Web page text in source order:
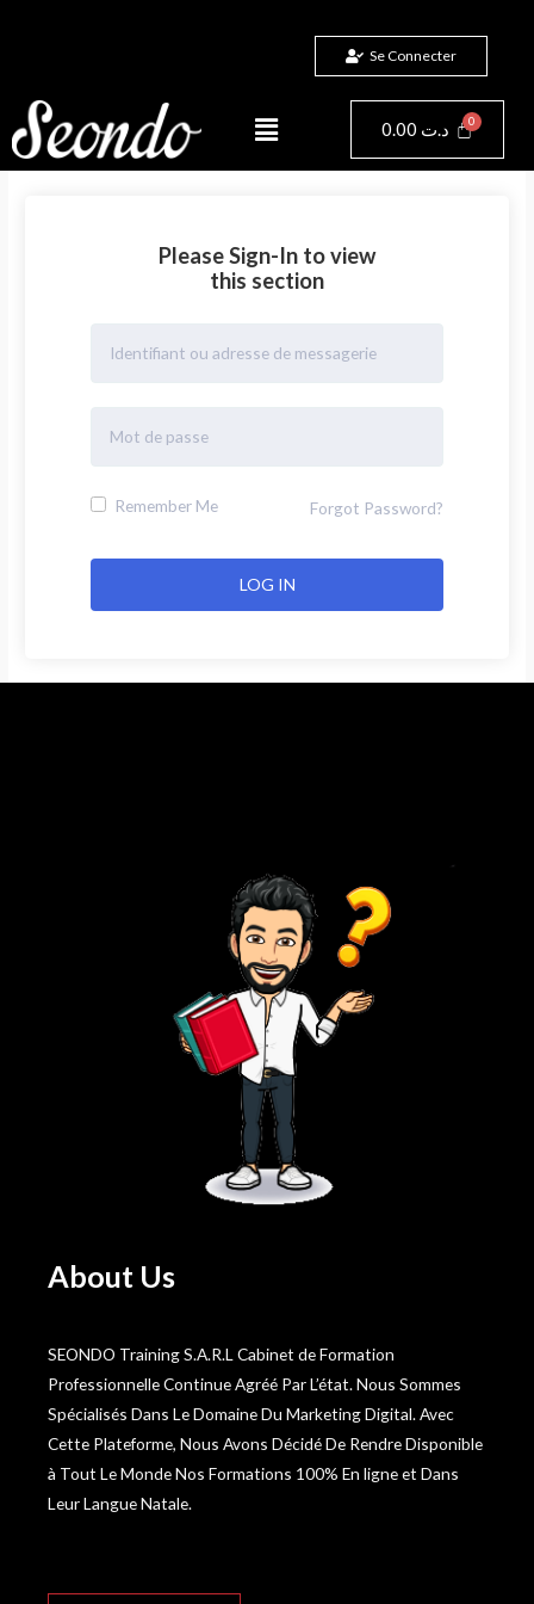
Se Connecter
Menu 0.00 د.ت Panier
Please Sign-In to view
this section
Remember Me Forgot Password?
About Us
SEONDO Training S.A.R.L Cabinet de Formation
Professionnelle Continue Agréé Par L’état. Nous Sommes
Spécialisés Dans Le Domaine Du Marketing Digital. Avec
Cette Plateforme, Nous Avons Décidé De Rendre Disponible
à Tout Le Monde Nos Formations 100% En ligne et Dans
Leur Langue Natale.